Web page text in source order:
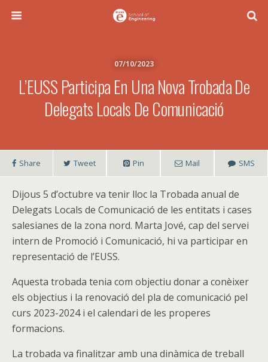
07/10/2023
L’EUSS Participa En Una Nova Trobada De
Delegats Locals De Comunicació
Share Tweet Pin Mail SMS
Dijous 5 d’octubre va tenir lloc la Trobada anual de
Delegats Locals de Comunicació de les entitats i cases
salesianes de la zona nord. Marta Jové, cap del servei
intern de Promoció i Comunicació, hi va participar en
representació de l’EUSS.
Aquesta trobada tenia com objectiu donar a conèixer
els objectius i la renovació del pla de comunicació pel
curs 2023-2024 i el calendari de les properes
formacions.
La trobada va finalitzar amb una dinàmica de treball